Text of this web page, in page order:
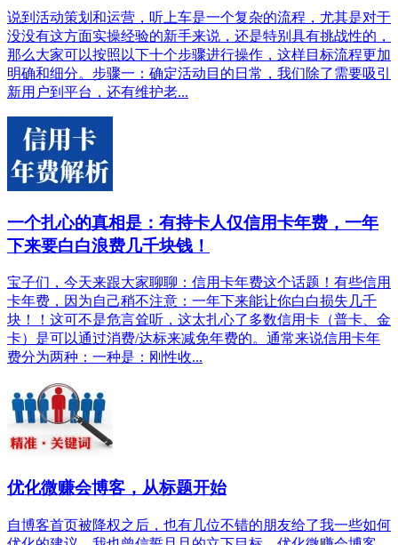
说到活动策划和运营，听上车是一个复杂的流程，尤其是对于
没没有这方面实操经验的新手来说，还是特别具有挑战性的，
那么大家可以按照以下十个步骤进行操作，这样目标流程更加
明确和细分。步骤一：确定活动目的日常，我们除了需要吸引
新用户到平台，还有维护老...
一个扎心的真相是：有持卡人仅信用卡年费，一年
下来要白白浪费几千块钱！
宝子们，今天来跟大家聊聊：信用卡年费这个话题！有些信用
卡年费，因为自己稍不注意：一年下来能让你白白损失几千
块！！这可不是危言耸听，这太扎心了多数信用卡（普卡、金
卡）是可以通过消费/达标来减免年费的。通常来说信用卡年
费分为两种：一种是：刚性收...
优化微赚会博客，从标题开始
自博客首页被降权之后，也有几位不错的朋友给了我一些如何